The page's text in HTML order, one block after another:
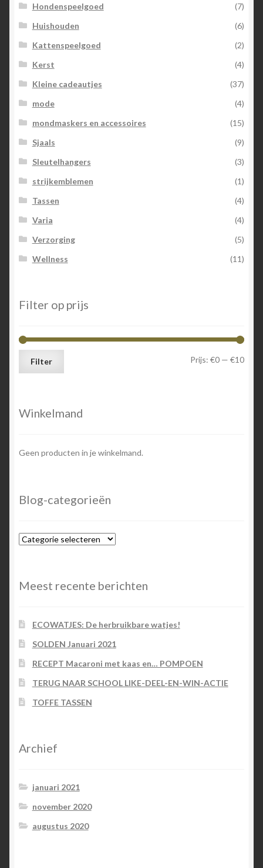
Hondenspeelgoed
(7)
Huishouden
(6)
Kattenspeelgoed
(2)
Kerst
(4)
Kleine cadeautjes
(37)
mode
(4)
mondmaskers en accessoires
(15)
Sjaals
(9)
Sleutelhangers
(3)
strijkemblemen
(1)
Tassen
(4)
Varia
(4)
Verzorging
(5)
Wellness
(11)
Filter op prijs
Min.
Max.
Filter Prijs: €0 — €10
Winkelmand
Geen producten in je winkelmand.
Blog-categorieën
Blog-
Meest recente berichten
ECOWATJES: De herbruikbare watjes!
SOLDEN Januari 2021
RECEPT Macaroni met kaas en… POMPOEN
TERUG NAAR SCHOOL LIKE-DEEL-EN-WIN-ACTIE
TOFFE TASSEN
Archief
januari 2021
november 2020
augustus 2020